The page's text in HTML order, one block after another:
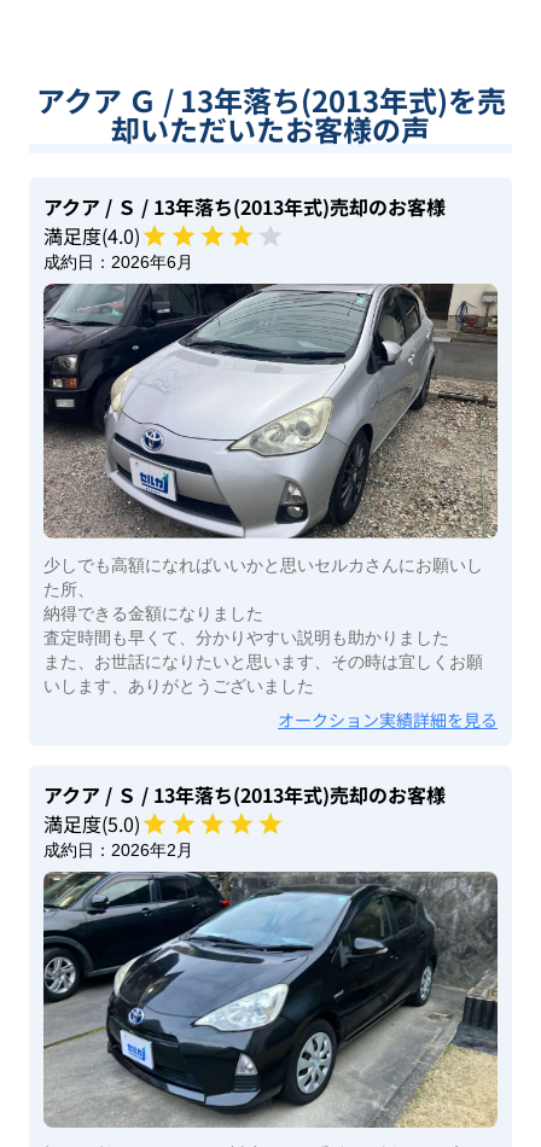
アクア Ｇ / 13年落ち(2013年式)を売
却いただいたお客様の声
アクア / Ｓ / 13年落ち(2013年式)売却のお客様
満足度(4.0)
成約日： 2026年6月
少しでも高額になればいいかと思いセルカさんにお願いし
た所、
納得できる金額になりました
査定時間も早くて、分かりやすい説明も助かりました
また、お世話になりたいと思います、その時は宜しくお願
いします、ありがとうございました
オークション実績詳細を見る
アクア / Ｓ / 13年落ち(2013年式)売却のお客様
満足度(5.0)
成約日： 2026年2月